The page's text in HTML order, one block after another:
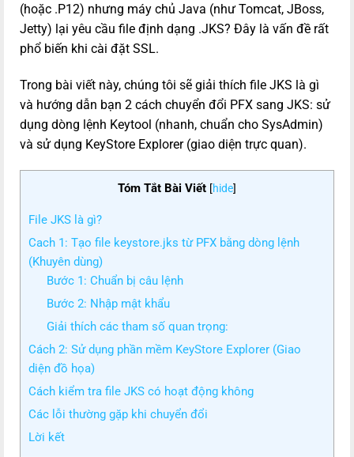
(hoặc .P12) nhưng máy chủ Java (như Tomcat, JBoss,
Jetty) lại yêu cầu file định dạng .JKS? Đây là vấn đề rất
phổ biến khi cài đặt SSL.
Trong bài viết này, chúng tôi sẽ giải thích file JKS là gì
và hướng dẫn bạn 2 cách chuyển đổi PFX sang JKS: sử
dụng dòng lệnh Keytool (nhanh, chuẩn cho SysAdmin)
và sử dụng KeyStore Explorer (giao diện trực quan).
Tóm Tắt Bài Viết [hide]
File JKS là gì?
Cach 1: Tạo file keystore.jks từ PFX bằng dòng lệnh
(Khuyên dùng)
Bước 1: Chuẩn bị câu lệnh
Bước 2: Nhập mật khẩu
Giải thích các tham số quan trọng:
Cách 2: Sử dụng phần mềm KeyStore Explorer (Giao
diện đồ họa)
Cách kiểm tra file JKS có hoạt động không
Các lỗi thường gặp khi chuyển đổi
Lời kết